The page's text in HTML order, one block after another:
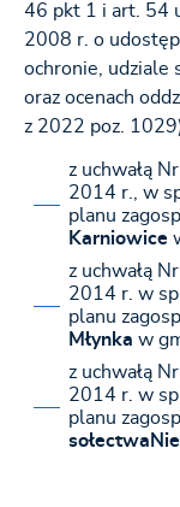
46 pkt 1 i art. 54
2008 r. o
ochronie, udziale
oraz ocenach
z 2022 poz.
z uchwałą
2014 r., w
planu
Karniowice
z uchwałą
2014 r. w
planu
Młynka w
z uchwałą
2014 r. w
planu
sołectwa